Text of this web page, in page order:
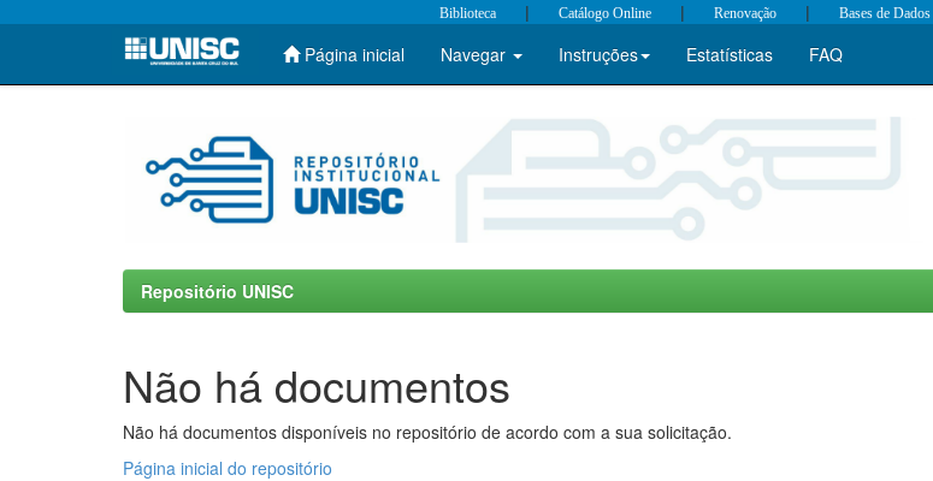
Skip
Biblioteca | Catálogo Online | Renovação | Bases de Dados
Página inicial Navegar Instruções Estatísticas FAQ
Repositório UNISC
Não há documentos
Não há documentos disponíveis no repositório de acordo com a sua solicitação.
Página inicial do repositório